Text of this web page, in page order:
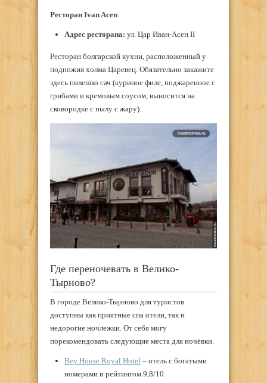
Ресторан Ivan Acen
Адрес ресторана: ул. Цар Иван-Асен II
Ресторан болгарской кухни, расположенный у
подножия холма Царевец. Обязательно закажите
здесь пилешко сач (куриное филе, поджаренное с
грибами и кремовым соусом, выносится на
сковородке с пылу с жару).
Где переночевать в Велико-
Тырново?
В городе Велико-Тырново для туристов
доступны как приятные спа отели, так и
недорогие ночлежки. От себя могу
порекомендовать следующие места для ночёвки.
Bey House Royal Hotel – отель с богатыми
номерами и рейтингом 9,8/10.